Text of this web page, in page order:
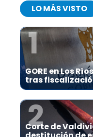
LO MÁS VISTO
1
GORE en Los
tras
2
Corte de